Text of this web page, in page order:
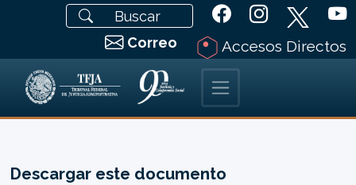
Correo Accesos Directos
Descargar este documento